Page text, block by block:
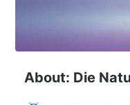
About: Die